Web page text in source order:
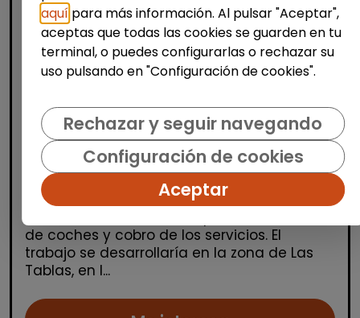
Operario/a en lavadero de coches
(las tablas, madrid)
| España(Madrid)
Desarrollar las actividades necesarias para
de coches y cobro de los servicios. El
trabajo se desarrollaría en la zona de Las
Tablas, en l...
aquí para más información. Al pulsar "Aceptar",
aceptas que todas las cookies se guarden en tu
terminal, o puedes configurarlas o rechazar su
uso pulsando en "Configuración de cookies".
Rechazar y seguir navegando
Configuración de cookies
Aceptar